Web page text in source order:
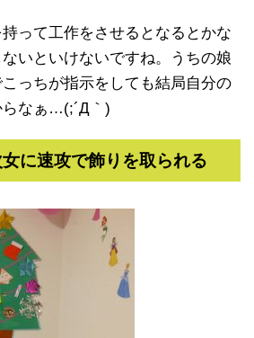
って工作をさせるとなるとかな
いといけないですね。うちの娘
っちが指示をしても結局自分の
らなぁ…(;´Д｀)
に速攻で飾りを取られる